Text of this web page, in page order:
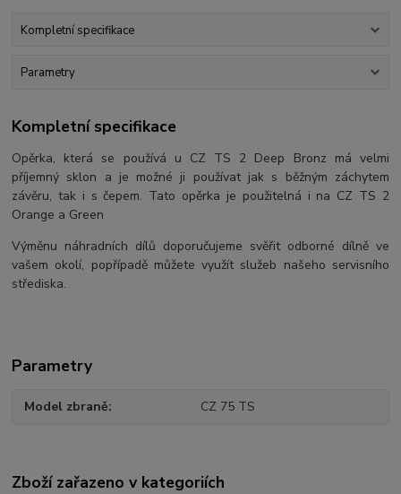
Kompletní specifikace
Parametry
Kompletní specifikace
Opěrka, která se používá u CZ TS 2 Deep Bronz má velmi
příjemný sklon a je možné ji používat jak s běžným záchytem
závěru, tak i s čepem. Tato opěrka je použitelná i na CZ TS 2
Orange a Green
Výměnu náhradních dílů doporučujeme svěřit odborné dílně ve
vašem okolí, popřípadě můžete využít služeb našeho servisního
střediska.
Parametry
Model zbraně CZ 75 TS
Zboží zařazeno v kategoriích